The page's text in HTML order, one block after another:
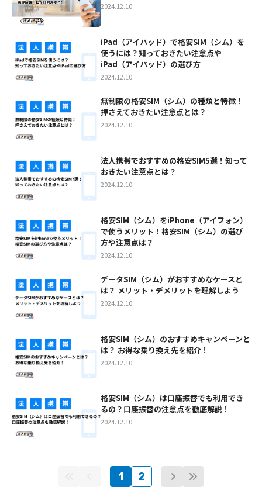
2024.12.10
iPad（アイパッド）で格安SIM（シム）を
使うには？知っておきたい注意点や
iPad（アイパッド）の選び方
2024.12.10
無制限の格安SIM（シム）の種類と特徴！
押さえておきたい注意点とは？
2024.12.10
法人携帯でおすすめの格安SIM5選！知って
おきたい注意点とは？
2024.12.10
格安SIM（シム）をiPhone（アイフォン）
で使うメリット！格安SIM（シム）の選び
方や注意点は？
2024.12.10
データSIM（シム）がおすすめなケースと
は？ メリット・デメリットを理解しよう
2024.12.10
格安SIM（シム）のおすすめキャンペーンと
は？ お得な乗り換え先を紹介！
2024.12.10
格安SIM（シム）は口座振替でも利用でき
るの？口座振替の注意点を徹底解説！
2024.12.10
1 2